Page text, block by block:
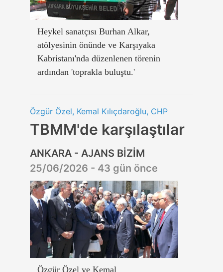
Heykel sanatçısı Burhan Alkar,
atölyesinin önünde ve Karşıyaka
Kabristanı'nda düzenlenen törenin
ardından 'toprakla buluştu.'
Özgür Özel, Kemal Kılıçdaroğlu, CHP
TBMM'de karşılaştılar
ANKARA - AJANS BİZİM
25/06/2026 - 43 gün önce
Özgür Özel ve Kemal